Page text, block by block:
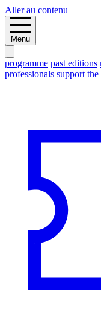
Aller au contenu
Menu
programme past editions
professionals support the